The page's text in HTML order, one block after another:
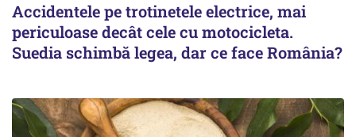
Accidentele pe trotinetele electrice, mai
periculoase decât cele cu motocicleta.
Suedia schimbă legea, dar ce face România?